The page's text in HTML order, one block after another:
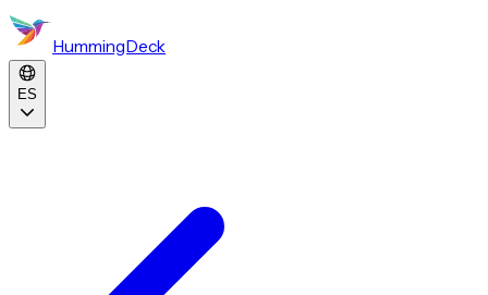
HummingDeck
ES